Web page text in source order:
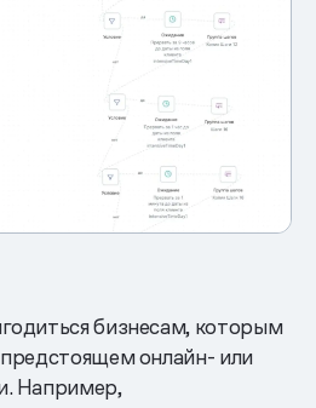
бизнесам, которым
онлайн- или
Например,